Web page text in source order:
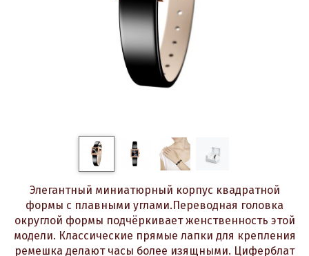
Элегантный миниатюрный корпус квадратной
формы с плавными углами.Переводная головка
округлой формы подчёркивает женственность этой
модели. Классические прямые лапки для крепления
ремешка делают часы более изящными. Циферблат